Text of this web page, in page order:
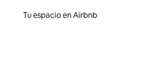
Tu espacio en Airbnb